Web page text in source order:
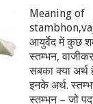
Meaning of
आयुर्वेद में कुछ
स्तम्भन,
सबका क्या
इनके अर्थ.
स्तम्भन – जो